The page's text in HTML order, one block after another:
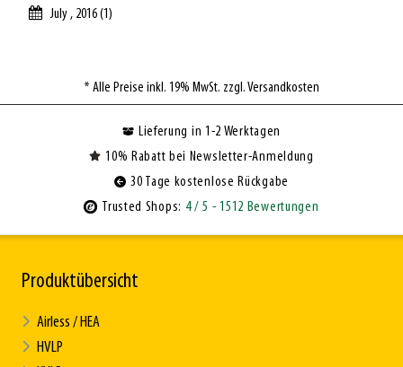
July , 2016 (1)
* Alle Preise inkl. 19% MwSt. zzgl. Versandkosten
Lieferung in 1-2 Werktagen
10% Rabatt bei Newsletter-Anmeldung
30 Tage kostenlose Rückgabe
Trusted Shops: 4/ 5 - 1512 Bewertungen
Produktübersicht
Airless / HEA
HVLP